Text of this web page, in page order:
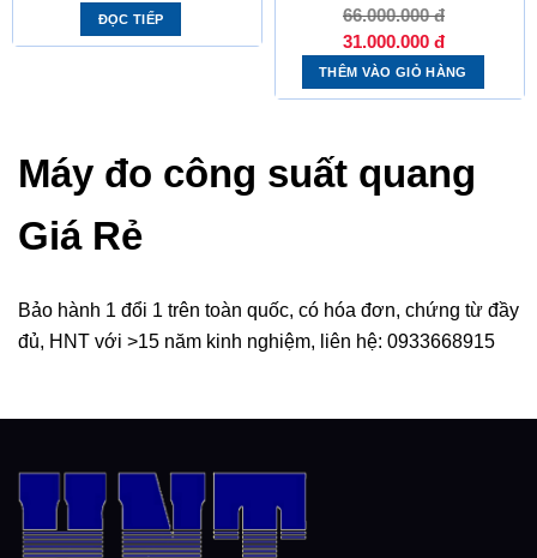
ĐỌC TIẾP 66.000.000đ
Giá
gốc
là:
66.000.000 đ.
31.000.000 đ
tại
là:
THÊM VÀO GIỎ HÀNG
Máy đo công suất quang
Giá Rẻ
Bảo hành 1 đổi 1 trên toàn quốc, có hóa đơn, chứng từ đầy
đủ, HNT với >15 năm kinh nghiệm, liên hệ: 0933668915